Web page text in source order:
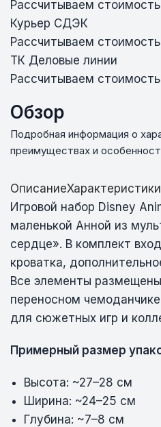
Рассчитываем
Курьер СДЭК
Рассчитываем
ТК Деловые линии
Рассчитываем
Обзор
Подробная информация о
преимуществах и
ОписаниеХарактеристики
Игровой набор Disney
маленькой Анной из
сердце». В комплект
кроватка,
Все элементы
переносном
для сюжетных игр и
Примерный размер
Высота: ~27–28 см
Ширина: ~24–25 см
Глубина: ~7–8 см